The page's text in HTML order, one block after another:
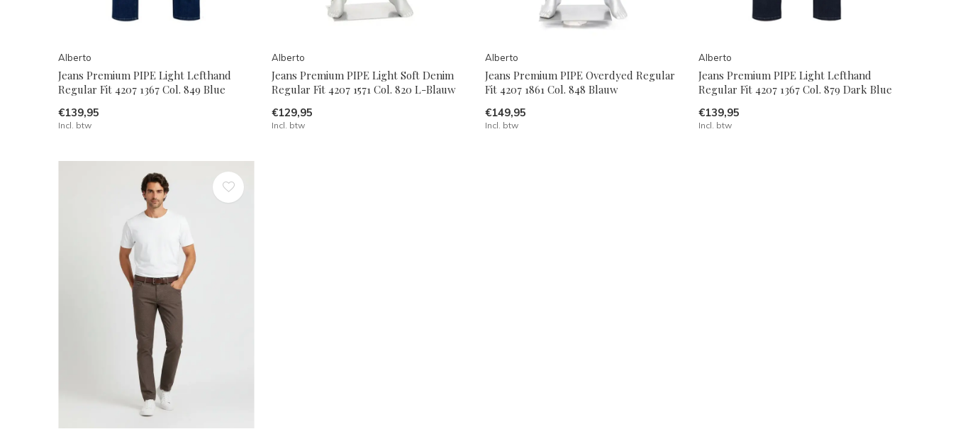
Alberto
Jeans Premium PIPE Light Lefthand
Regular Fit 4207 1367 Col. 849 Blue
€139,95
Incl. btw
Alberto
Jeans Premium PIPE Light Soft Denim
Regular Fit 4207 1571 Col. 820 L-Blauw
€129,95
Incl. btw
Alberto
Jeans Premium PIPE Overdyed Regular
Fit 4207 1861 Col. 848 Blauw
€149,95
Incl. btw
Alberto
Jeans Premium PIPE Light Lefthand
Regular Fit 4207 1367 Col. 879 Dark Blue
€139,95
Incl. btw